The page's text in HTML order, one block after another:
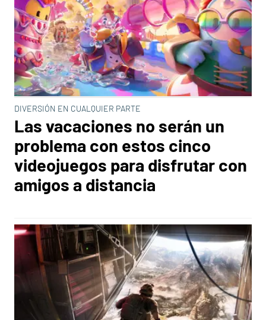
DIVERSIÓN EN CUALQUIER PARTE
Las vacaciones no serán un
problema con estos cinco
videojuegos para disfrutar con
amigos a distancia